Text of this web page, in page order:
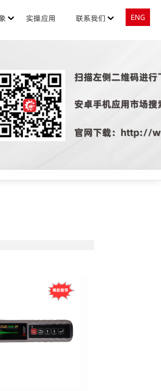
实操应用 联系我们 ENG